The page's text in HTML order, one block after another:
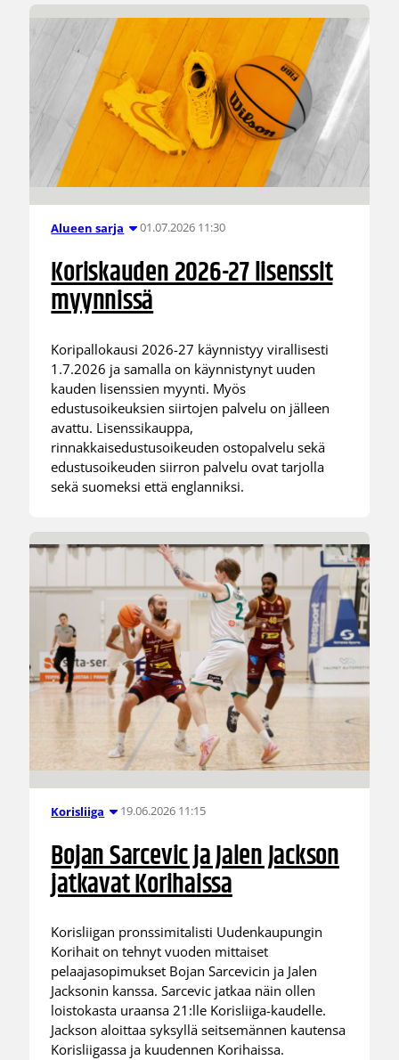
Alueen sarja 01.07.2026 11:30
Koriskauden 2026-27 lisenssit
myynnissä
Koripallokausi 2026-27 käynnistyy virallisesti
1.7.2026 ja samalla on käynnistynyt uuden
kauden lisenssien myynti. Myös
edustusoikeuksien siirtojen palvelu on jälleen
avattu. Lisenssikauppa,
rinnakkaisedustusoikeuden ostopalvelu sekä
edustusoikeuden siirron palvelu ovat tarjolla
sekä suomeksi että englanniksi.
Korisliiga 19.06.2026 11:15
Bojan Sarcevic ja Jalen Jackson
jatkavat Korihaissa
Korisliigan pronssimitalisti Uudenkaupungin
Korihait on tehnyt vuoden mittaiset
pelaajasopimukset Bojan Sarcevicin ja Jalen
Jacksonin kanssa. Sarcevic jatkaa näin ollen
loistokasta uraansa 21:lle Korisliiga-kaudelle.
Jackson aloittaa syksyllä seitsemännen kautensa
Korisliigassa ja kuudennen Korihaissa.